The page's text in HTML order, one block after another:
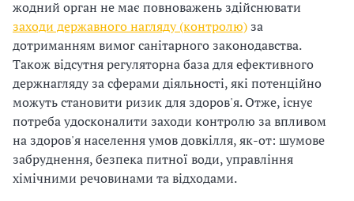
жодний орган не має повноважень здійснювати
заходи державного нагляду (контролю)за
дотриманням вимог санітарного законодавства.
Також відсутня регуляторна база для ефективного
держнагляду за сферами діяльності, які потенційно
можуть становити ризик для здоров'я. Отже, існує
потреба удосконалити заходи контролю за впливом
на здоров'я населення умов довкілля, як-от: шумове
забруднення, безпека питної води, управління
хімічними речовинами та відходами.
й
о
р
а